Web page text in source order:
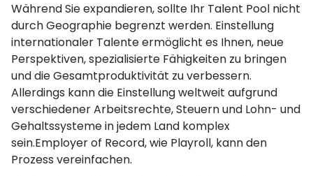
Während Sie expandieren, sollte Ihr Talent Pool nicht
durch Geographie begrenzt werden. Einstellung
internationaler Talente ermöglicht es Ihnen, neue
Perspektiven, spezialisierte Fähigkeiten zu bringen
und die Gesamtproduktivität zu verbessern.
Allerdings kann die Einstellung weltweit aufgrund
verschiedener Arbeitsrechte, Steuern und Lohn- und
Gehaltssysteme in jedem Land komplex
sein.Employer of Record, wie Playroll, kann den
Prozess vereinfachen.